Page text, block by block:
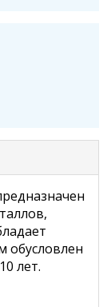
обусловлен
лет.